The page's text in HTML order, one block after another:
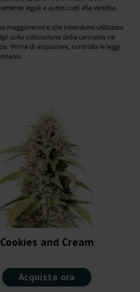
Cookies and Cream
Acquista ora